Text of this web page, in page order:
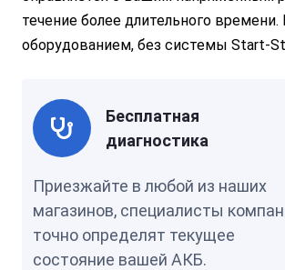
течение более длительного
оборудованием, без системы Start-
Бесплатная
диагностика
Приезжайте в любой из наших
магазинов, специалисты
точно определят текущее
состояние вашей АКБ.